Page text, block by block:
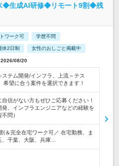
生成AI研修◆リモート9割◆残
ワーク可 学歴不問
休2日制 女性のおしごと掲載中
08/20
ステム開発/インフラ、上流～テス
希望に合う案件を選択できます！
信がない方もぜひご応募ください！
、インフラエンジニアなどの経験を
問）
＆完全在宅ワーク可／ 在宅勤務、ま
千葉、大阪、兵庫…